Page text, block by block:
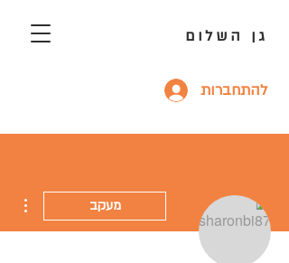
גן השלום
להתחברות
מעקב